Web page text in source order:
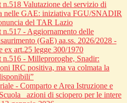
Valutazione del servizio di
nelle GAE: iniziativa FGU/SNADIR
del TAR Lazio
n.517 - Aggiornamento delle
(GaE) aa.ss. 2026/2028 -
ex art.25 legge 300/1970
n.516 - Milleproroghe, Snadir:
IRC positiva, ma va colmata la
- Comparto e Area Istruzione e
azioni di sciopero per le intere